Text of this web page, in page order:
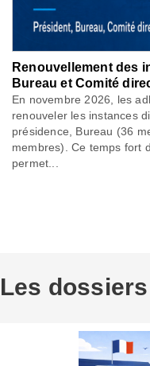
Renouvellement des
Bureau et Comité
En novembre 2026, les
renouveler les instances
présidence, Bureau (36
membres). Ce temps fort
permet...
Les dossiers